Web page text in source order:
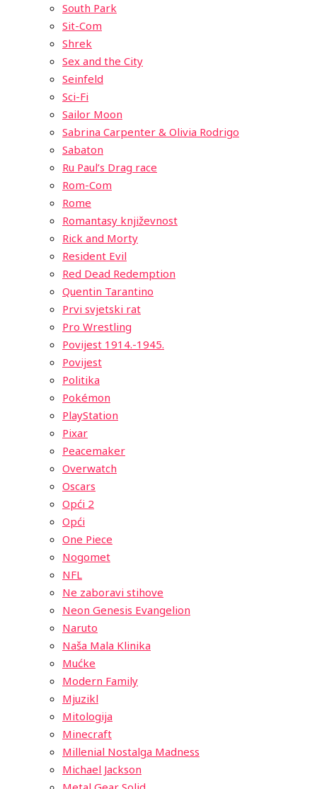
South Park
Sit-Com
Shrek
Sex and the City
Seinfeld
Sci-Fi
Sailor Moon
Sabrina Carpenter & Olivia Rodrigo
Sabaton
Ru Paul’s Drag race
Rom-Com
Rome
Romantasy književnost
Rick and Morty
Resident Evil
Red Dead Redemption
Quentin Tarantino
Prvi svjetski rat
Pro Wrestling
Povijest 1914.-1945.
Povijest
Politika
Pokémon
PlayStation
Pixar
Peacemaker
Overwatch
Oscars
Opći 2
Opći
One Piece
Nogomet
NFL
Ne zaboravi stihove
Neon Genesis Evangelion
Naruto
Naša Mala Klinika
Mućke
Modern Family
Mjuzikl
Mitologija
Minecraft
Millenial Nostalga Madness
Michael Jackson